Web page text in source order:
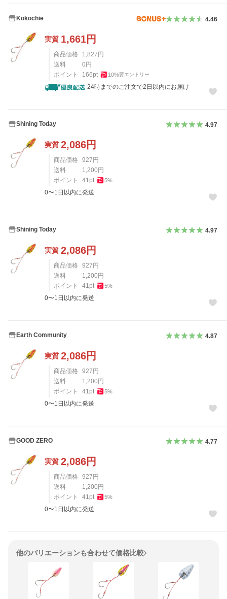
Kokochie 4.46
実質 1,661円
商品価格 1,827円
送料
0円
ポイント
166pt 10%要エントリー
24時までのご注文で2日以内にお届け
Shining Today 4.97
実質 2,086円
商品価格 927円
送料
1,200円
ポイント
41 pt 5%
0〜1日以内に発送
Shining Today 4.97
実質 2,086円
商品価格 927円
送料
1,200円
ポイント
41 pt 5%
0〜1日以内に発送
Earth Community 4.87
実質 2,086円
商品価格 927円
送料
1,200円
ポイント
41 pt 5%
0〜1日以内に発送
GOOD ZERO 4.77
実質 2,086円
商品価格 927円
送料
1,200円
ポイント
41 pt 5%
0〜1日以内に発送
他のバリエーションも合わせて価格比較